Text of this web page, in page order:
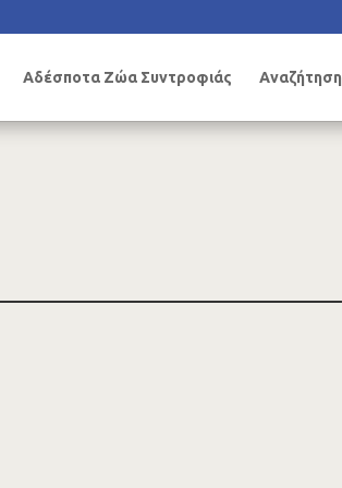
Αδέσποτα Ζώα Συντροφιάς Αναζήτηση